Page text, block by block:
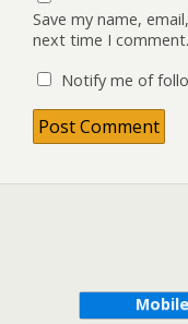
Save my name,
next time I comment.
Notify me of
Mobile